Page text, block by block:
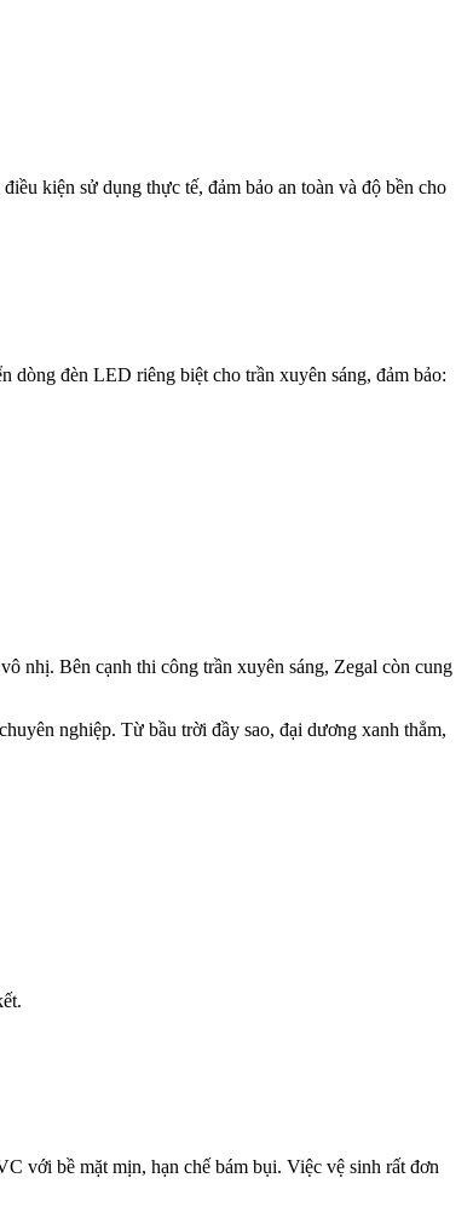
kiện sử dụng thực tế, đảm bảo an toàn và độ bền cho
dòng đèn LED riêng biệt cho trần xuyên sáng, đảm bảo:
nhị. Bên cạnh thi công trần xuyên sáng, Zegal còn cung
nghiệp. Từ bầu trời đầy sao, đại dương xanh thẳm,
với bề mặt mịn, hạn chế bám bụi. Việc vệ sinh rất đơn